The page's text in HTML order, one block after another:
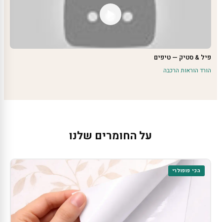
פיל & סטיק — טיפים
הורד הוראות הרכבה
על החומרים שלנו
הכי פופולרי